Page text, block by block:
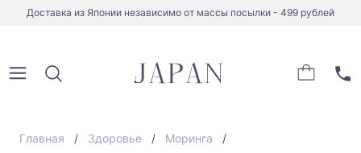
Доставка из Японии независимо от массы посылки - 499 рублей
Главная Здоровье
Моринга